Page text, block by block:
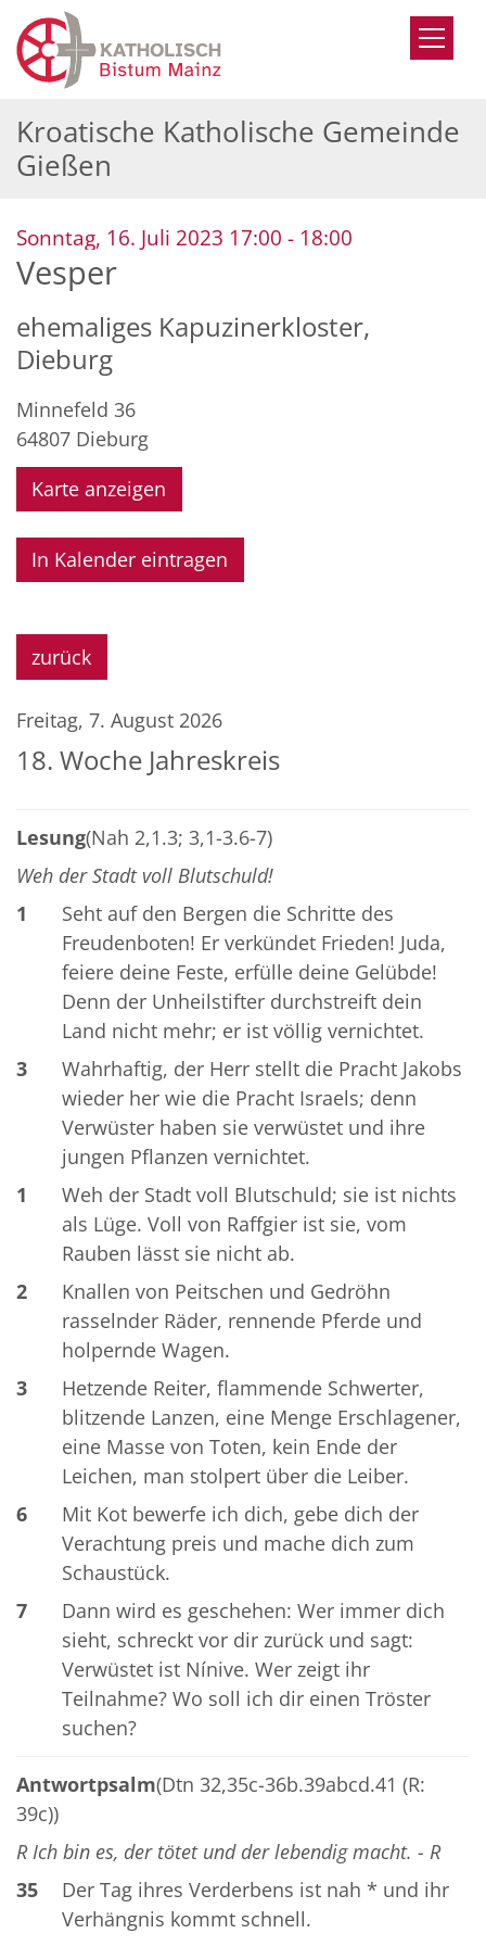
Zum Inhalt springen
Kroatische Katholische Gemeinde
Gießen
Sonntag, 16. Juli 2023 17:00 - 18:00
Vesper
ehemaliges Kapuzinerkloster,
Dieburg
Minnefeld 36
64807 Dieburg
Karte anzeigen
In Kalender eintragen
zurück
Freitag, 7. August 2026
18. Woche Jahreskreis
Lesung(Nah 2,1.3; 3,1-3.6-7)
Weh der Stadt voll Blutschuld!
1
Seht auf den Bergen die Schritte des
Freudenboten! Er verkündet Frieden! Juda,
feiere deine Feste, erfülle deine Gelübde!
Denn der Unheilstifter durchstreift dein
Land nicht mehr; er ist völlig vernichtet.
3
Wahrhaftig, der Herr stellt die Pracht Jakobs
wieder her wie die Pracht Israels; denn
Verwüster haben sie verwüstet und ihre
jungen Pflanzen vernichtet.
1
Weh der Stadt voll Blutschuld; sie ist nichts
als Lüge. Voll von Raffgier ist sie, vom
Rauben lässt sie nicht ab.
2
Knallen von Peitschen und Gedröhn
rasselnder Räder, rennende Pferde und
holpernde Wagen.
3
Hetzende Reiter, flammende Schwerter,
blitzende Lanzen, eine Menge Erschlagener,
eine Masse von Toten, kein Ende der
Leichen, man stolpert über die Leiber.
6
Mit Kot bewerfe ich dich, gebe dich der
Verachtung preis und mache dich zum
Schaustück.
7
Dann wird es geschehen: Wer immer dich
sieht, schreckt vor dir zurück und sagt:
Verwüstet ist Nínive. Wer zeigt ihr
Teilnahme? Wo soll ich dir einen Tröster
suchen?
Antwortpsalm(Dtn 32,35c-36b.39abcd.41 (R:
39c))
R Ich bin es, der tötet und der lebendig macht. - R
35
Der Tag ihres Verderbens ist nah * und ihr
Verhängnis kommt schnell.